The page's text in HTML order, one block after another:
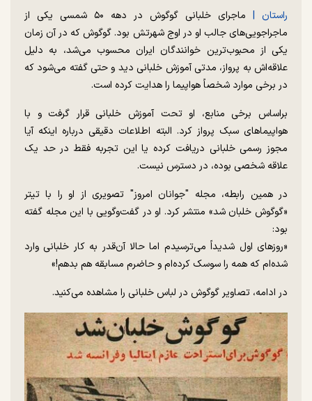
راستان |
ماجرای خلبانی گوگوش در دهه ۵۰ شمسی یکی از
ماجراجویی‌های جالب او در اوج شهرتش بود. گوگوش که در آن زمان
یکی از محبوب‌ترین خوانندگان ایران محسوب می‌شد، به دلیل
علاقه‌اش به پرواز، مدتی آموزش خلبانی دید و حتی گفته می‌شود که
در برخی موارد شخصاً هواپیما را هدایت کرده است.
براساس برخی منابع، او تحت آموزش خلبانی قرار گرفت و با
هواپیماهای سبک پرواز کرد. البته اطلاعات دقیقی درباره اینکه آیا
مجوز رسمی خلبانی دریافت کرده یا این تجربه فقط در حد یک
علاقه شخصی بوده، در دسترس نیست.
در همین رابطه، مجله "جوانان امروز" تصویری از او را با تیتر
«گوگوش خلبان شد» منتشر کرد. او در گفت‌وگویی با این مجله گفته
بود:
«روزهای اول شدیداً می‌ترسیدم اما حالا آن‌قدر به کار خلبانی وارد
شده‌ام که همه را سوسک کرده‌ام و حاضرم مسابقه هم بدهم!»
در ادامه، تصاویر گوگوش در لباس خلبانی را مشاهده می‌کنید.